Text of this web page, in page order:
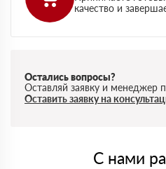
качество и
Остались вопросы?
Оставляй заявку и менеджер
Оставить заявку на
С нами